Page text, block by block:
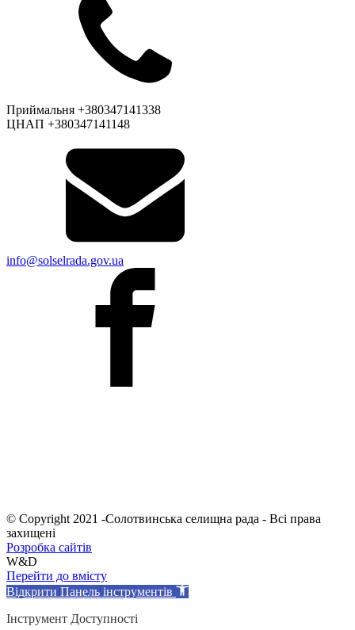
Приймальня +380347141338
ЦНАП +380347141148
info@solselrada.gov.ua
© Copyright 2021 -Солотвинська селищна рада - Всі права
захищені
Розробка сайтів
W&D
Перейти до вмісту
Відкрити Панель інструментів
Інструмент Доступності